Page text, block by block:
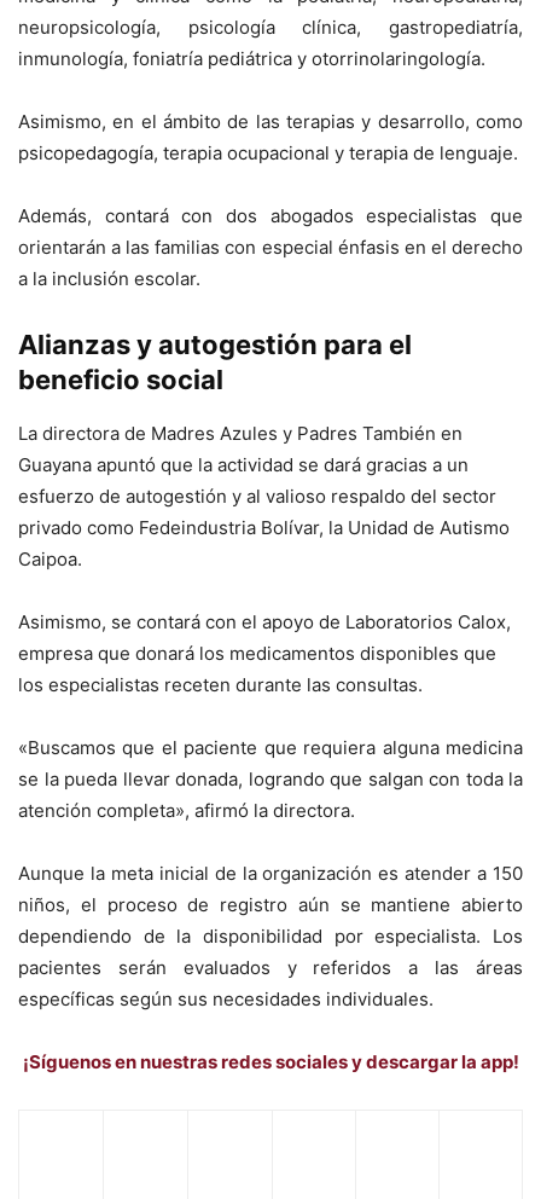
neuropsicología, psicología clínica, gastropediatría,
inmunología, foniatría pediátrica y otorrinolaringología.
Asimismo, en el ámbito de las terapias y desarrollo, como
psicopedagogía, terapia ocupacional y terapia de lenguaje.
Además, contará con dos abogados especialistas que
orientarán a las familias con especial énfasis en el derecho
a la inclusión escolar.
Alianzas y autogestión para el
beneficio social
La directora de Madres Azules y Padres También en
Guayana apuntó que la actividad se dará gracias a un
esfuerzo de autogestión y al valioso respaldo del sector
privado como Fedeindustria Bolívar, la Unidad de Autismo
Caipoa.
Asimismo, se contará con el apoyo de Laboratorios Calox,
empresa que donará los medicamentos disponibles que
los especialistas receten durante las consultas.
«Buscamos que el paciente que requiera alguna medicina
se la pueda llevar donada, logrando que salgan con toda la
atención completa», afirmó la directora.
Aunque la meta inicial de la organización es atender a 150
niños, el proceso de registro aún se mantiene abierto
dependiendo de la disponibilidad por especialista. Los
pacientes serán evaluados y referidos a las áreas
específicas según sus necesidades individuales.
¡Síguenos en nuestras redes sociales y descargar la app!